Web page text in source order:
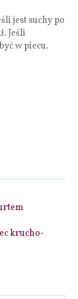
jest suchy po
Jeśli
w piecu.
krucho-